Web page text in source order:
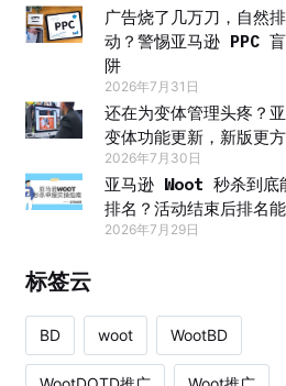
广告烧了几万刀，自然
动？警惕亚马逊 PPC
阱
2026年7月31日
还在为变体管理头疼？
变体功能更新，新版更方
2026年7月30日
亚马逊 Woot 秒杀到底
排名？活动结束后排名
2026年7月29日
标签云
BD woot WootBD